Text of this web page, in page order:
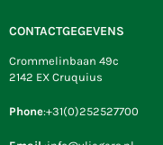
CONTACTGEGEVENS
Crommelinbaan 49c
2142 EX Cruquius
Phone:+31(0)252527700